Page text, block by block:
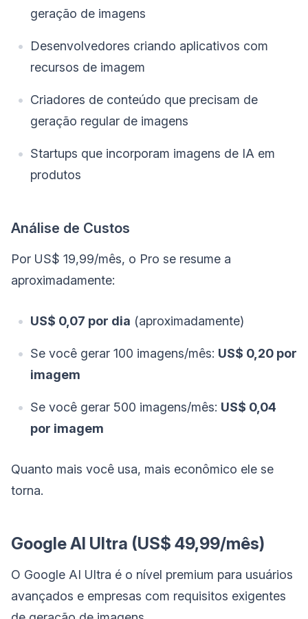
geração de imagens
Desenvolvedores criando aplicativos com
recursos de imagem
Criadores de conteúdo que precisam de
geração regular de imagens
Startups que incorporam imagens de IA em
produtos
Análise de Custos
Por US$ 19,99/mês, o Pro se resume a
aproximadamente:
US$ 0,07 por dia (aproximadamente)
Se você gerar 100 imagens/mês: US$ 0,20 por
imagem
Se você gerar 500 imagens/mês: US$ 0,04
por imagem
Quanto mais você usa, mais econômico ele se
torna.
Google AI Ultra (US$ 49,99/mês)
O Google AI Ultra é o nível premium para usuários
avançados e empresas com requisitos exigentes